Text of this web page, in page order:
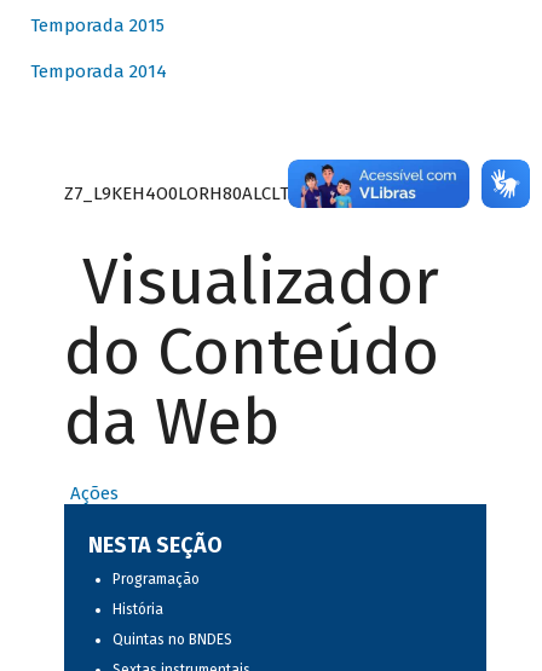
Temporada 2015
Temporada 2014
Z7_L9KEH4O0LORH80ALCLTPF80S27
Visualizador
do Conteúdo
da Web
Ações
NESTA SEÇÃO
Programação
História
Quintas no BNDES